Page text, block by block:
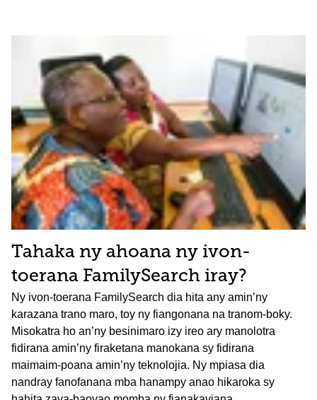
Tahaka ny ahoana ny ivon-
toerana FamilySearch iray?
Ny ivon-toerana FamilySearch dia hita any amin’ny
karazana trano maro, toy ny fiangonana na tranom-boky.
Misokatra ho an’ny besinimaro izy ireo ary manolotra
fidirana amin’ny firaketana manokana sy fidirana
maimaim-poana amin’ny teknolojia. Ny mpiasa dia
nandray fanofanana mba hanampy anao hikaroka sy